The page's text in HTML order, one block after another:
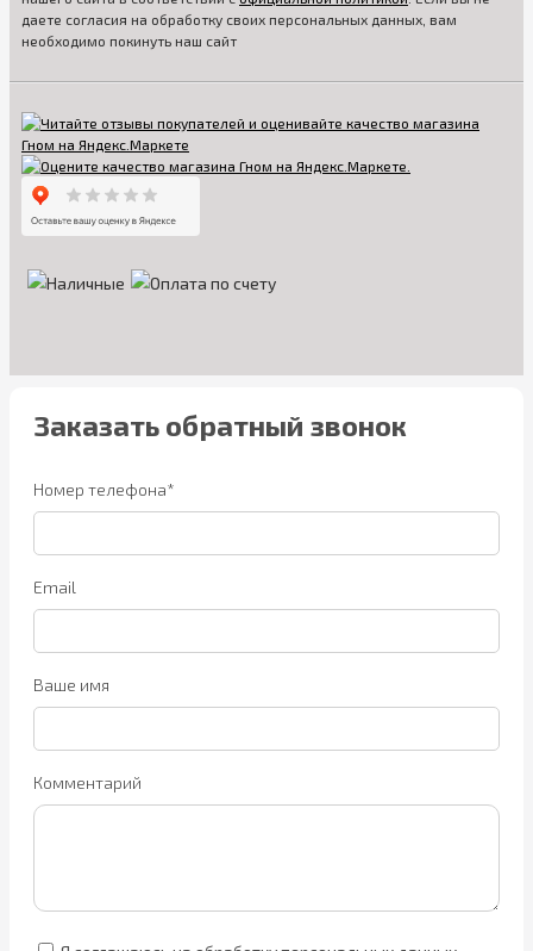
даете согласия на обработку своих персональных данных, вам
необходимо покинуть наш сайт
Заказать обратный звонок
Номер телефона*
Email
Ваше имя
Комментарий